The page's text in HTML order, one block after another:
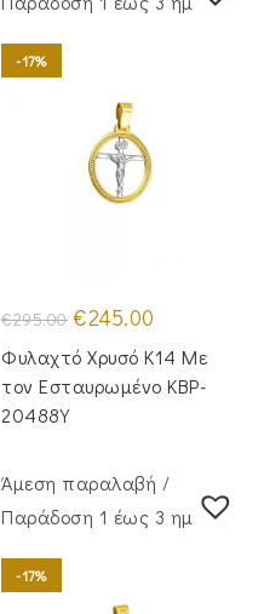
-17%
€295.00 Original
price
was:
€295.00.
€245.00
τιμή
είναι:
€245.00.
Φυλαχτό Χρυσό Κ14 Με
τον Εσταυρωμένο KBP-
20488Y
Άμεση παραλαβή /
Παράδoση 1 έως 3 ημέρες
-17%